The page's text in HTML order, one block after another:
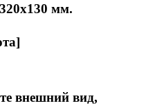
мм.
внешний вид,